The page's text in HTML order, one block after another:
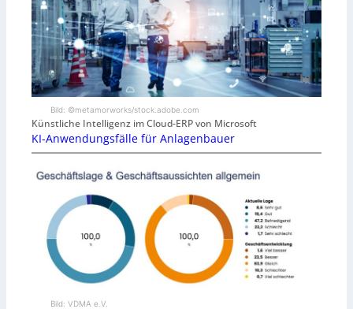
Bild: ©metamorworks/stock.adobe.com
Künstliche Intelligenz im Cloud-ERP von Microsoft
KI-Anwendungsfälle für Anlagenbauer
Bild: VDMA e.V.